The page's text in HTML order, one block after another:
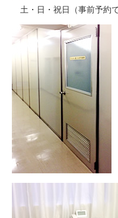
土・日・祝日（事前予約